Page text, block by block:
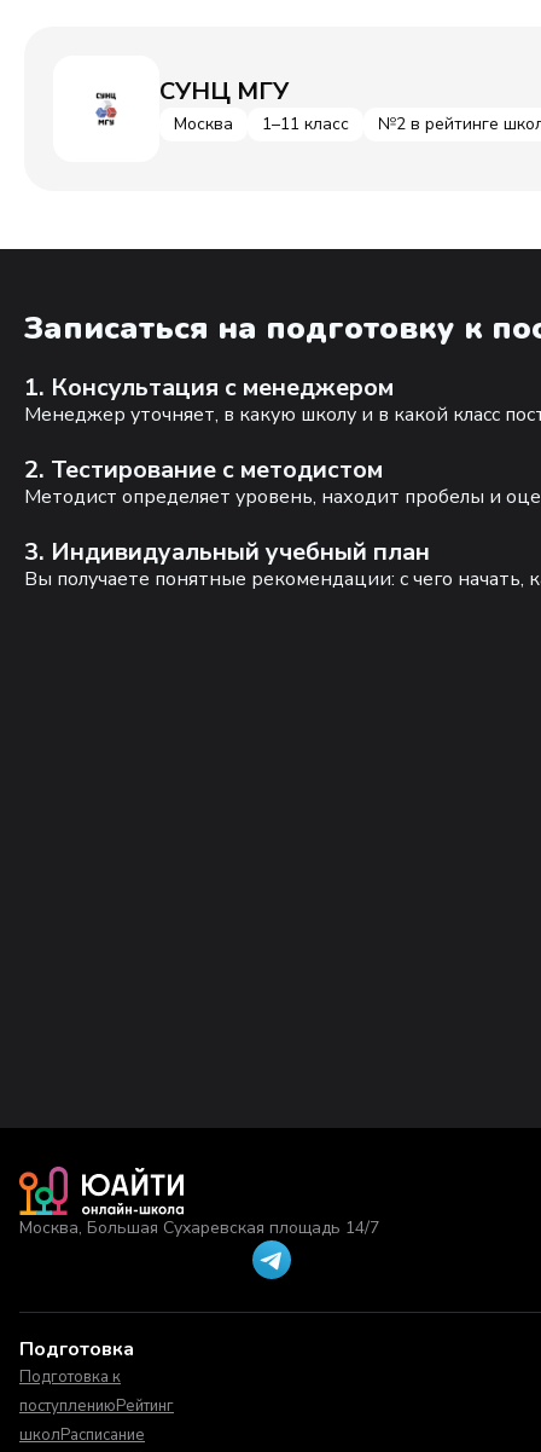
СУНЦ МГУ
Москва 1–11 класс №2 в рейтинге
Записаться на подготовку к
1. Консультация с менеджером
Менеджер уточняет, в какую школу и в какой класс
2. Тестирование с методистом
Методист определяет уровень, находит пробелы и
3. Индивидуальный учебный план
Вы получаете понятные рекомендации: с чего начать,
Москва, Большая Сухаревская площадь 14/7
Подготовка
Подготовка к
поступлениюРейтинг
школРасписание